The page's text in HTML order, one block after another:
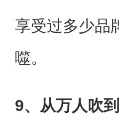
享受过多少品
噬。
9、从万人吹